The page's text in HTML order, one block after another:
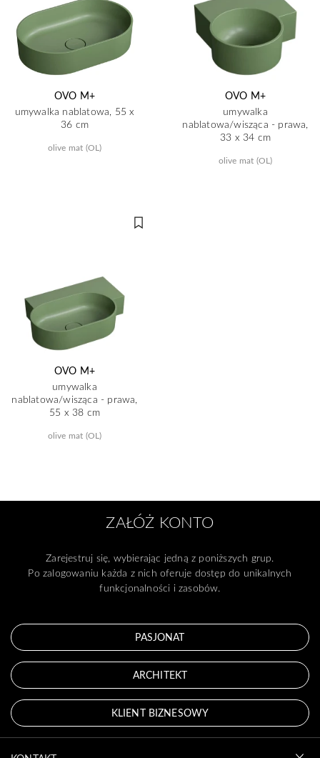
OVO M+
umywalka nablatowa, 55 x
36 cm
olive mat (OL)
OVO M+
umywalka
nablatowa/wisząca - prawa,
33 x 34 cm
olive mat (OL)
OVO M+
umywalka
nablatowa/wisząca - prawa,
55 x 38 cm
olive mat (OL)
ZAŁÓŻ KONTO
Zarejestruj się, wybierając jedną z poniższych grup.
Po zalogowaniu każda z nich oferuje dostęp do unikalnych
funkcjonalności i zasobów.
PASJONAT
ARCHITEKT
KLIENT BIZNESOWY